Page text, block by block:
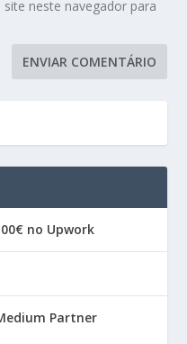
neste navegador para
no Upwork
Partner